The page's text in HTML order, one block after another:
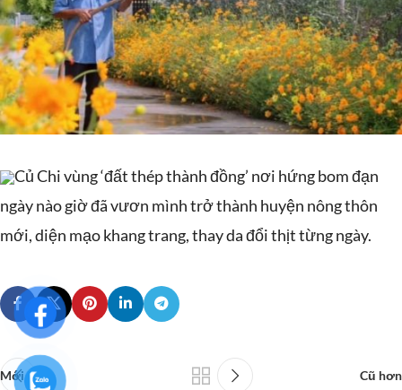
Củ Chi vùng ‘đất thép thành đồng’ nơi hứng bom đạn
ngày nào giờ đã vươn mình trở thành huyện nông thôn
mới, diện mạo khang trang, thay da đổi thịt từng ngày.
Mới hơn Cũ hơn